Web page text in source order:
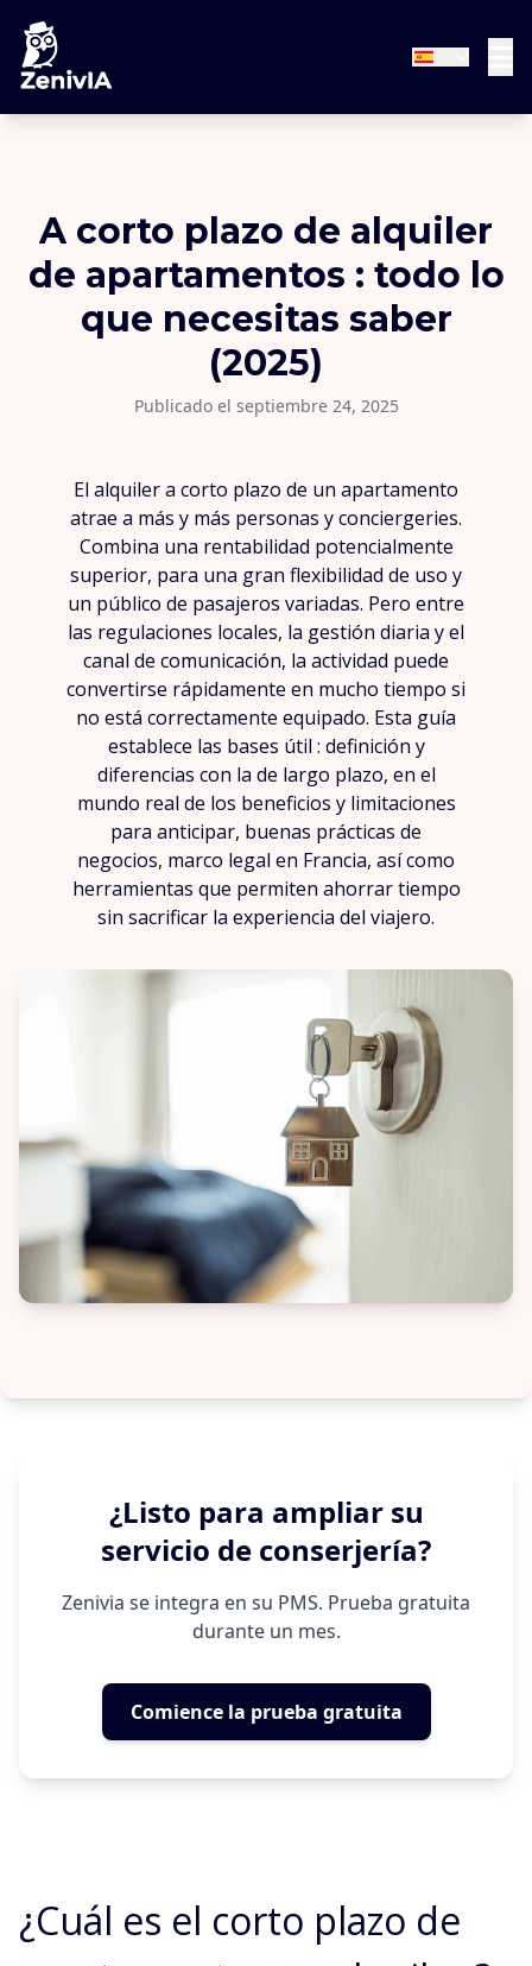
A corto plazo de alquiler
de apartamentos : todo lo
que necesitas saber
(2025)
Publicado el septiembre 24, 2025
El alquiler a corto plazo de un apartamento
atrae a más y más personas y conciergeries.
Combina una rentabilidad potencialmente
superior, para una gran flexibilidad de uso y
un público de pasajeros variadas. Pero entre
las regulaciones locales, la gestión diaria y el
canal de comunicación, la actividad puede
convertirse rápidamente en mucho tiempo si
no está correctamente equipado. Esta guía
establece las bases útil : definición y
diferencias con la de largo plazo, en el
mundo real de los beneficios y limitaciones
para anticipar, buenas prácticas de
negocios, marco legal en Francia, así como
herramientas que permiten ahorrar tiempo
sin sacrificar la experiencia del viajero.
¿Listo para ampliar su
servicio de conserjería?
Zenivia se integra en su PMS. Prueba gratuita
durante un mes.
Comience la prueba gratuita
¿Cuál es el corto plazo de